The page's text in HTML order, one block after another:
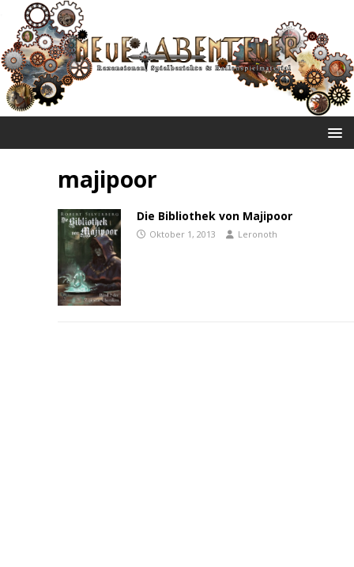
majipoor
Die Bibliothek von Majipoor
Oktober 1, 2013 Leronoth